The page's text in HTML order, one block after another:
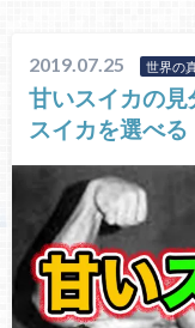
2019.07.25 世界の
甘いスイカの
スイカを選べる